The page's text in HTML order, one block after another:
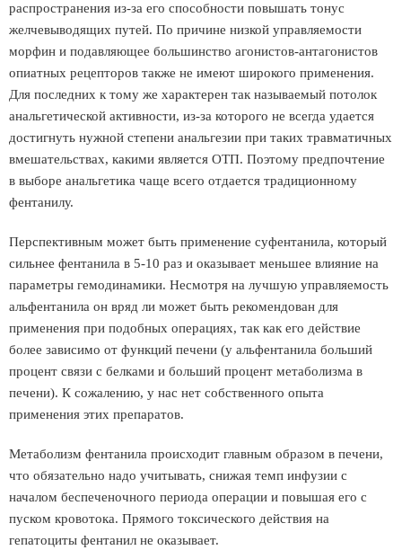
распространения из-за его способности повышать тонус
желчевыводящих путей. По причине низкой управляемости
морфин и подавляющее большинство агонистов-антагонистов
опиатных рецепторов также не имеют широкого применения.
Для последних к тому же характерен так называемый потолок
анальгетической активности, из-за которого не всегда удается
достигнуть нужной степени анальгезии при таких травматичных
вмешательствах, какими является ОТП. Поэтому предпочтение
в выборе анальгетика чаще всего отдается традиционному
фентанилу.
Перспективным может быть применение суфентанила, который
сильнее фентанила в 5-10 раз и оказывает меньшее влияние на
параметры гемодинамики. Несмотря на лучшую управляемость
альфентанила он вряд ли может быть рекомендован для
применения при подобных операциях, так как его действие
более зависимо от функций печени (у альфентанила больший
процент связи с белками и больший процент метаболизма в
печени). К сожалению, у нас нет собственного опыта
применения этих препаратов.
Метаболизм фентанила происходит главным образом в печени,
что обязательно надо учитывать, снижая темп инфузии с
началом беспеченочного периода операции и повышая его с
пуском кровотока. Прямого токсического действия на
гепатоциты фентанил не оказывает.